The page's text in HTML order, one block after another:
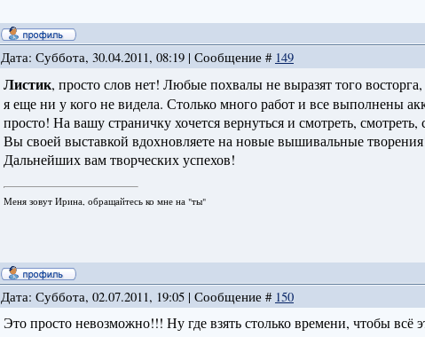
Дата: Суббота, 30.04.2011, 08:19 | Сообщение # 149
Листик, просто слов нет! Любые похвалы не выразят того
я еще ни у кого не видела. Столько много работ и все выполнены
просто! На вашу страничку хочется вернуться и смотреть, смотреть,
Вы своей выставкой вдохновляете на новые вышивальные
Дальнейших вам творческих успехов!
Меня зовут Ирина, обращайтесь ко мне на "ты"
Дата: Суббота, 02.07.2011, 19:05 | Сообщение # 150
Это просто невозможно!!! Ну где взять столько времени, чтобы